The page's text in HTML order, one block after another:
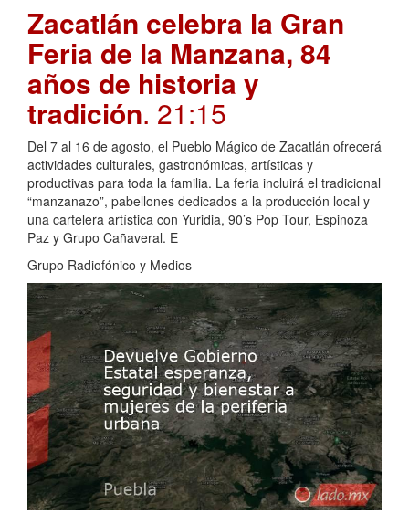
Zacatlán celebra la Gran
Feria de la Manzana, 84
años de historia y
tradición. 21:15
Del 7 al 16 de agosto, el Pueblo Mágico de Zacatlán ofrecerá
actividades culturales, gastronómicas, artísticas y
productivas para toda la familia. La feria incluirá el tradicional
“manzanazo”, pabellones dedicados a la producción local y
una cartelera artística con Yuridia, 90’s Pop Tour, Espinoza
Paz y Grupo Cañaveral. E
Grupo Radiofónico y Medios